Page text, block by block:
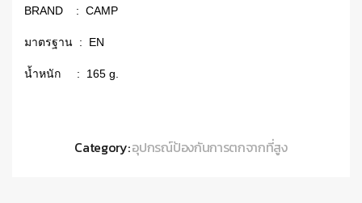
BRAND : CAMP
มาตรฐาน : EN
น้ำหนัก : 165 g.
Category:อุปกรณ์ป้องกันการตกจากที่สูง